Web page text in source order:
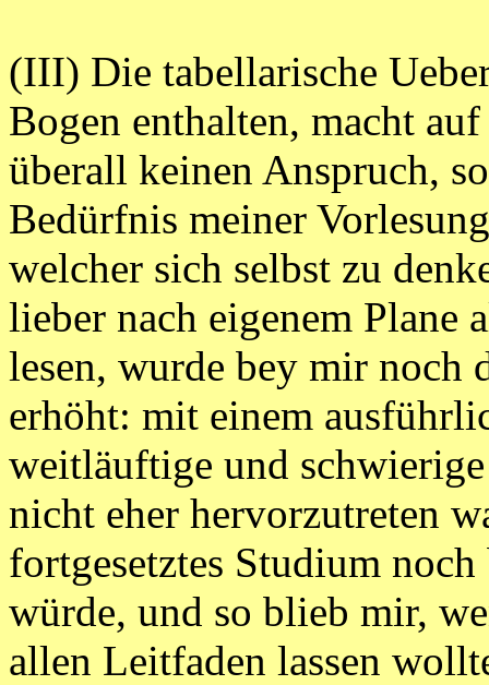
(III) Die tabellarische
Bogen enthalten, macht
überall keinen Anspruch,
Bedürfnis meiner
welcher sich selbst zu
lieber nach eigenem Plane
lesen, wurde bey mir
erhöht: mit einem
weitläuftige und
nicht eher hervorzutreten
fortgesetztes Studium
würde, und so blieb mir,
allen Leitfaden lassen